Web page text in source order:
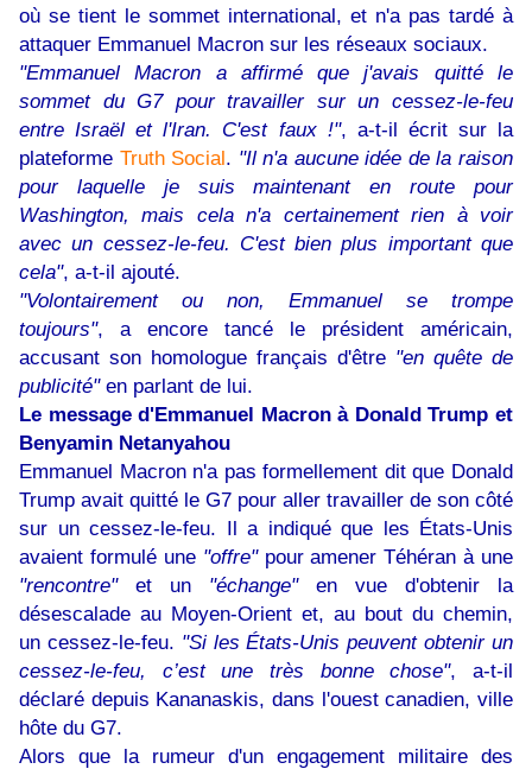
où se tient le sommet international, et n'a pas tardé à
attaquer Emmanuel Macron sur les réseaux sociaux.
"Emmanuel Macron a affirmé que j'avais quitté le
sommet du G7 pour travailler sur un cessez-le-feu
entre Israël et l'Iran. C'est faux !", a-t-il écrit sur la
plateforme Truth Social. "Il n'a aucune idée de la raison
pour laquelle je suis maintenant en route pour
Washington, mais cela n'a certainement rien à voir
avec un cessez-le-feu. C'est bien plus important que
cela", a-t-il ajouté.
"Volontairement ou non, Emmanuel se trompe
toujours", a encore tancé le président américain,
accusant son homologue français d'être "en quête de
publicité"en parlant de lui.
Le message d'Emmanuel Macron à Donald Trump et
Benyamin Netanyahou
Emmanuel Macron n'a pas formellement dit que Donald
Trump avait quitté le G7 pour aller travailler de son côté
sur un cessez-le-feu. Il a indiqué que les États-Unis
avaient formulé une "offre"pour amener Téhéran à une
"rencontre"et un "échange"en vue d'obtenir la
désescalade au Moyen-Orient et, au bout du chemin,
un cessez-le-feu. "Si les États-Unis peuvent obtenir un
cessez-le-feu, c’est une très bonne chose", a-t-il
déclaré depuis Kananaskis, dans l'ouest canadien, ville
hôte du G7.
Alors que la rumeur d'un engagement militaire des